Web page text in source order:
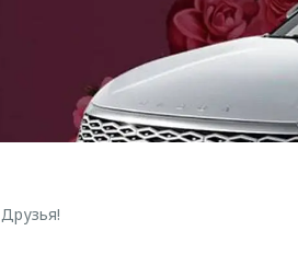
Друзья!